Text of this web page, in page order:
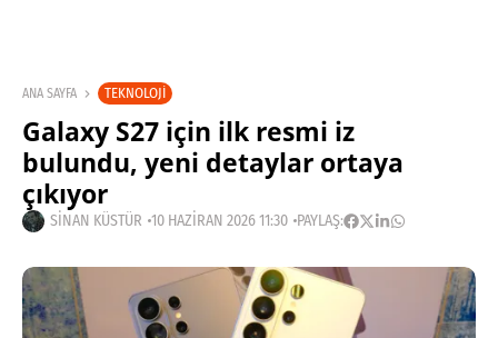
ANA SAYFA TEKNOLOJI
Galaxy S27 için ilk resmi iz
bulundu, yeni detaylar ortaya
çıkıyor
SINAN KÜSTÜR 10 HAZIRAN 2026 11:30 PAYLAŞ: